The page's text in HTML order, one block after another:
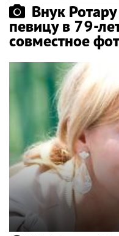
Внук
певицу в 79-
совместное